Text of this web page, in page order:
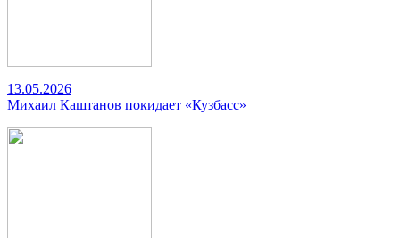
13.05.2026
Михаил Каштанов покидает «Кузбасс»